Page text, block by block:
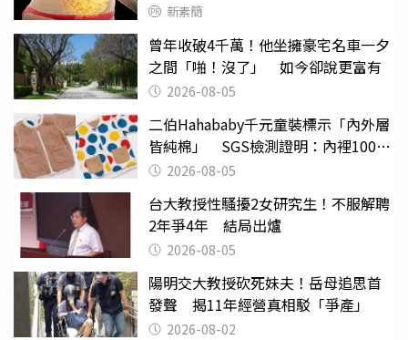
新素簡
曾年收破4千萬！他坐擁豪宅名車一夕
之間「啪！沒了」 如今卻說更富有
2026-08-05
二伯Hahababy千元童裝標示「內外層
皆純棉」 SGS檢測證明：內裡100%
聚酯纖維
2026-08-05
台大教授性騷擾2女研究生！不服解聘
2年爭4年 結局出爐
2026-08-05
陽明交大教授砍死妹夫！岳母追思首
發聲 揭11年經營真相駁「爭產」
2026-08-02